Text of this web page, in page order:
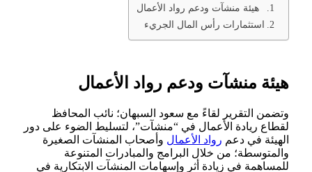
‏ ‏ هيئة منشآت ودعم رواد الأعمال
استثمارات رأس المال الجريء
هيئة منشآت ودعم رواد الأعمال
وتضمن التقرير لقاءً مع سعود ‏السبهان؛ نائب المحافظ
لقطاع ريادة الأعمال في “منشآت”، لتسليط الضوء على دور
الهيئة في دعم رواد الأعمالوأصحاب المنشآت ‏الصغيرة
والمتوسطة؛ من خلال البرامج والمبادرات المتنوعة
للمساهمة في زيادة ‏أثر وإسهامات المنشآت الابتكارية في